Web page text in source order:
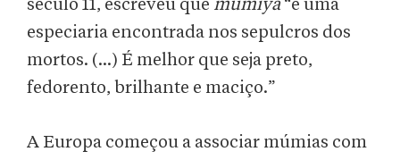
século 11, escreveu que mumiya “é uma
especiaria encontrada nos sepulcros dos
mortos. (...) É melhor que seja preto,
fedorento, brilhante e maciço.”
A Europa começou a associar múmias com